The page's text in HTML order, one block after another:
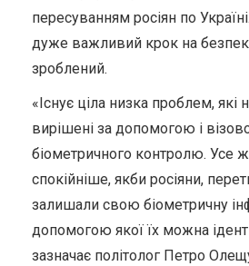
пересуванням росіян по
дуже важливий крок на
зроблений.
«Існує ціла низка проблем, які
вирішені за допомогою і
біометричного контролю. Усе
спокійніше, якби росіяни,
залишали свою біометричну
допомогою якої їх можна
зазначає політолог Петро